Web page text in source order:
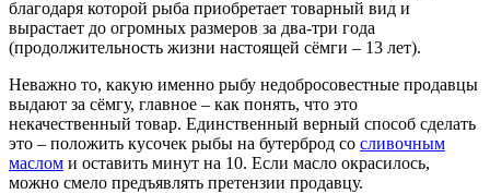
благодаря которой рыба приобретает товарный вид и
вырастает до огромных размеров за два-три года
(продолжительность жизни настоящей сёмги – 13 лет).
Неважно то, какую именно рыбу недобросовестные продавцы
выдают за сёмгу, главное – как понять, что это
некачественный товар. Единственный верный способ сделать
это – положить кусочек рыбы на бутерброд со сливочным
маслом и оставить минут на 10. Если масло окрасилось,
можно смело предъявлять претензии продавцу.